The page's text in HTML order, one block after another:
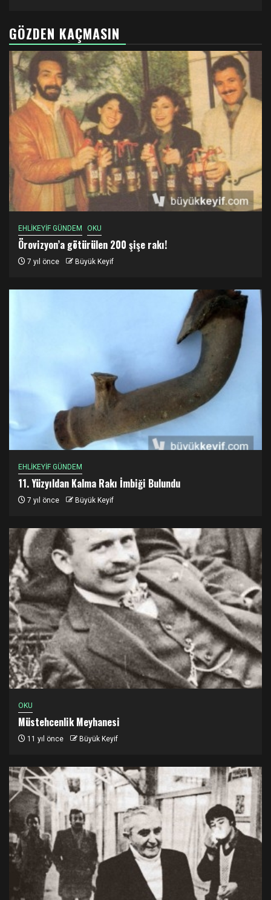
GÖZDEN KAÇMASIN
EHLİKEYİF GÜNDEM OKU
Örovizyon’a götürülen 200 şişe rakı!
7 yıl önce Büyük Keyif
EHLİKEYİF GÜNDEM
11. Yüzyıldan Kalma Rakı İmbiği Bulundu
7 yıl önce Büyük Keyif
OKU
Müstehcenlik Meyhanesi
11 yıl önce Büyük Keyif